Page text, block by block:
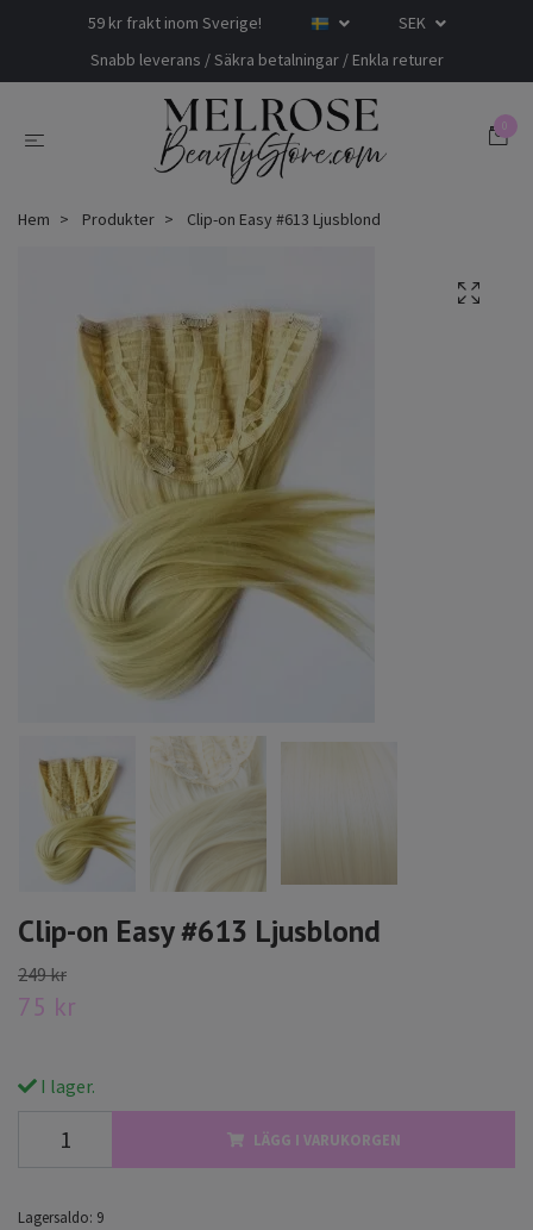
59 kr frakt inom Sverige!
SEK
Snabb leverans / Säkra betalningar / Enkla returer
0
Hem Produkter Clip-on Easy #613 Ljusblond
Clip-on Easy #613 Ljusblond
249 kr
75 kr
I lager.
LÄGG I VARUKORGEN
Lagersaldo: 9